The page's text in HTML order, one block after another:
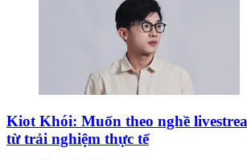
Kiot Khói: Muốn theo nghề
từ trải nghiệm thực tế